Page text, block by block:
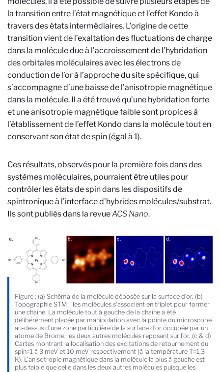
la transition entre l’état magnétique et l’effet Kondo à
travers des états intermédiaires. L’origine de cette
transition vient de l’exaltation des fluctuations de charge
dans la molécule due à l’accroissement de l’hybridation
des orbitales moléculaires avec les électrons de
conduction de l’or à l’approche du site spécifique, qui
s’accompagne d’une baisse de l’anisotropie magnétique
dans la molécule. Il a été trouvé qu’une hybridation forte
et une anisotropie magnétique faible sont propices à
l’établissement de l’effet Kondo dans la moléculetout en
conservant son état de spin (égal à 1).
Ces résultats, observés pour la première fois dans des
systèmes moléculaires, pourraient être utiles pour
contrôler les états de spin dans les dispositifs de
spintronique à l’interface d’hybrides molécules/substrat.
Ils sont publiés dans la revueACS Nano.
Figure : (a) Schéma de la molécule déposée sur la surface d’or. (b)
Topographie STM : les molécules s‘associent en triplet pour former
une chaîne. La molécule tout à gauche de la chaîne a été
délibérément placée par manipulation avec la pointe du microscope
au-dessus d’une zone particulière de la surface d’or occupée par un
atome de Brome, les deux autres molécules reposant sur l’or. (c & d)
Cartes montrant la localisation des excitations de retournement du
spin=1 à 3 meV et 10 meV respectivement (à la température T=1,3
K). L’anisotropie magnétique dans la molécule la plus à gauche est
plus faible que celle dans les deux autres molécules puisque les